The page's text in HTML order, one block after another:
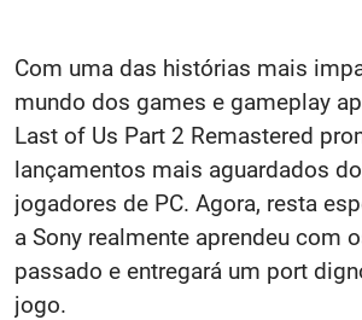
Com uma das histórias mais
mundo dos games e gameplay
Last of Us Part 2 Remastered
lançamentos mais aguardados
jogadores de PC. Agora, resta
a Sony realmente aprendeu com
passado e entregará um port
jogo.